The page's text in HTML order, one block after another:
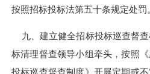
按照招标投标法第五十条规定处罚
九、建立健全招标投标巡查督
标清理督查领导小组牵头，按照
投标巡查督查制度》开展定期或